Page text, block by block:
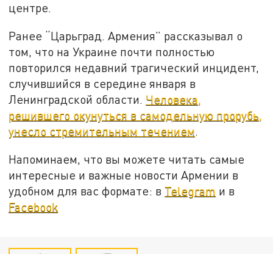
центре.
Ранее “Царьград. Армения” рассказывал о
том, что на Украине почти полностью
повторился недавний трагический инцидент,
случившийся в середине января в
Ленинградской области. Человека,
решившего окунуться в самодельную прорубь,
унесло стремительным течением.
Напоминаем, что вы можете читать самые
интересные и важные новости Армении в
удобном для вас формате: в Telegram и в
Facebook